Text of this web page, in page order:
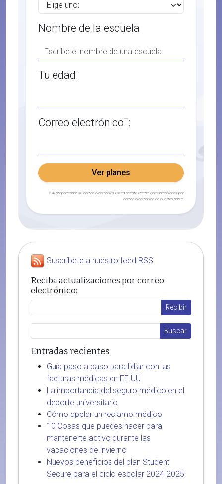
Nombre de la escuela
Tu edad:
Correo electrónico†:
Ver planes
† Al proporcionar su correo electrónico, usted acepta recibir comunicaciones por
correo electrónico de nuestra parte.
Suscríbete a nuestro feed RSS
Reciba actualizaciones por correo
electrónico:
Entradas recientes
Guía paso a paso para lidiar con las
facturas médicas en EE.UU.
La importancia del seguro médico en el
deporte universitario
Cómo apelar un reclamo médico
10 Cosas que puedes hacer para
mantenerte activo durante las
vacaciones de invierno
Nuevos beneficios del plan Student
Secure para el ciclo escolar 2024-2025